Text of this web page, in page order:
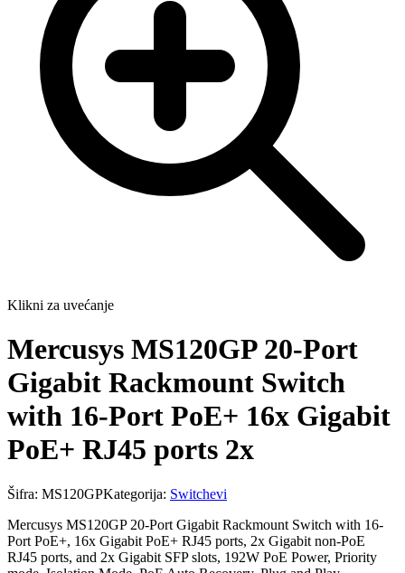
Klikni za uvećanje
Mercusys MS120GP 20-Port
Gigabit Rackmount Switch
with 16-Port PoE+ 16x Gigabit
PoE+ RJ45 ports 2x
Šifra: MS120GPKategorija: Switchevi
Mercusys MS120GP 20-Port Gigabit Rackmount Switch with 16-
Port PoE+, 16x Gigabit PoE+ RJ45 ports, 2x Gigabit non-PoE
RJ45 ports, and 2x Gigabit SFP slots, 192W PoE Power, Priority